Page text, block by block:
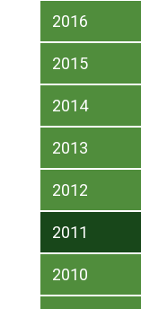
2016
2015
2014
2013
2012
2011
2010